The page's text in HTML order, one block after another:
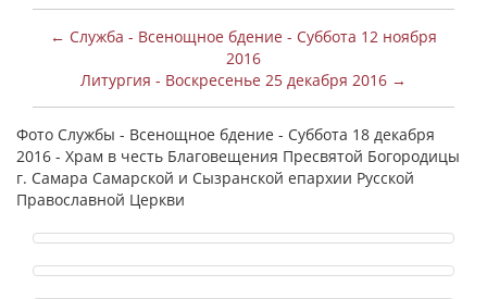
← Служба - Всенощное бдение - Суббота 12 ноября
2016
Литургия - Воскресенье 25 декабря 2016 →
Фото Службы - Всенощное бдение - Суббота 18 декабря
2016 - Храм в честь Благовещения Пресвятой Богородицы
г. Самара Самарской и Сызранской епархии Русской
Православной Церкви